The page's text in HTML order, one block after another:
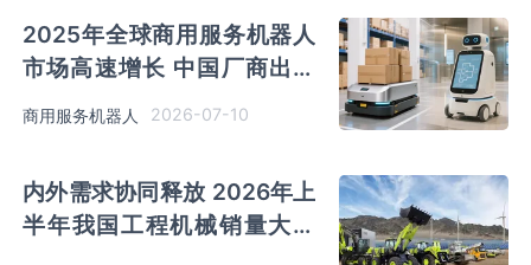
2025年全球商用服务机器人
市场高速增长 中国厂商出货
商用服务机器人 2026-07-10
内外需求协同释放 2026年上
半年我国工程机械销量大增